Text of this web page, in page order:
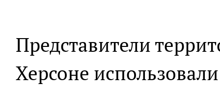
Представители
Херсоне